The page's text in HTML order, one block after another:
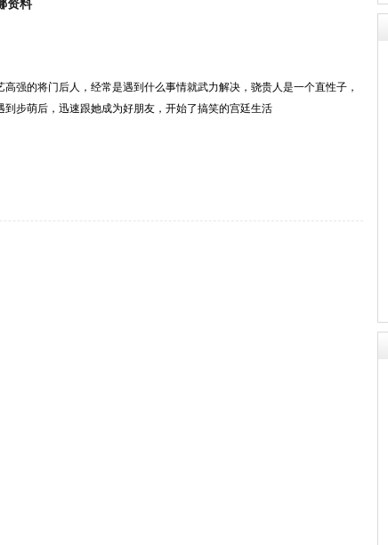
资料
高强的将门后人，经常是遇到什么事情就武力解决，骁贵人是一个直性子，
到步萌后，迅速跟她成为好朋友，开始了搞笑的宫廷生活